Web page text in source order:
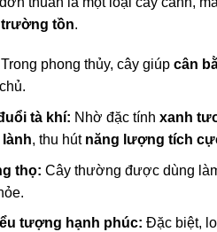
trường tồn.
Trong phong thủy, cây giúp cân
tà khí: Nhờ đặc tính xanh
, thu hút năng lượng tích
thọ: Cây thường được dùng
tượng hạnh phúc: Đặc biệt,